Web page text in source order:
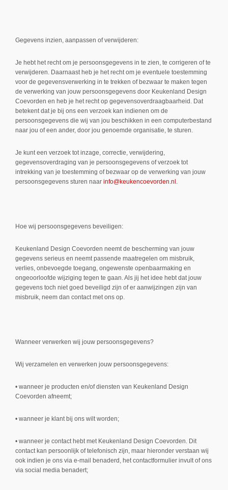
Gegevens inzien, aanpassen of verwijderen:
Je hebt het recht om je persoonsgegevens in te zien, te corrigeren of te
verwijderen. Daarnaast heb je het recht om je eventuele toestemming
voor de gegevensverwerking in te trekken of bezwaar te maken tegen
de verwerking van jouw persoonsgegevens door Keukenland Design
Coevorden en heb je het recht op gegevensoverdraagbaarheid. Dat
betekent dat je bij ons een verzoek kan indienen om de
persoonsgegevens die wij van jou beschikken in een computerbestand
naar jou of een ander, door jou genoemde organisatie, te sturen.
Je kunt een verzoek tot inzage, correctie, verwijdering,
gegevensoverdraging van je persoonsgegevens of verzoek tot
intrekking van je toestemming of bezwaar op de verwerking van jouw
persoonsgegevens sturen naar info@keukencoevorden.nl .
Hoe wij persoonsgegevens beveiligen:
Keukenland Design Coevorden neemt de bescherming van jouw
gegevens serieus en neemt passende maatregelen om misbruik,
verlies, onbevoegde toegang, ongewenste openbaarmaking en
ongeoorloofde wijziging tegen te gaan. Als jij het idee hebt dat jouw
gegevens toch niet goed beveiligd zijn of er aanwijzingen zijn van
misbruik, neem dan contact met ons op.
Wanneer verwerken wij jouw persoonsgegevens?
Wij verzamelen en verwerken jouw persoonsgegevens:
• wanneer je producten en/of diensten van Keukenland Design
Coevorden afneemt;
• wanneer je klant bij ons wilt worden;
• wanneer je contact hebt met Keukenland Design Coevorden. Dit
contact kan persoonlijk of telefonisch zijn, maar hieronder verstaan wij
ook indien je ons via e-mail benaderd, het contactformulier invult of ons
via social media benadert;